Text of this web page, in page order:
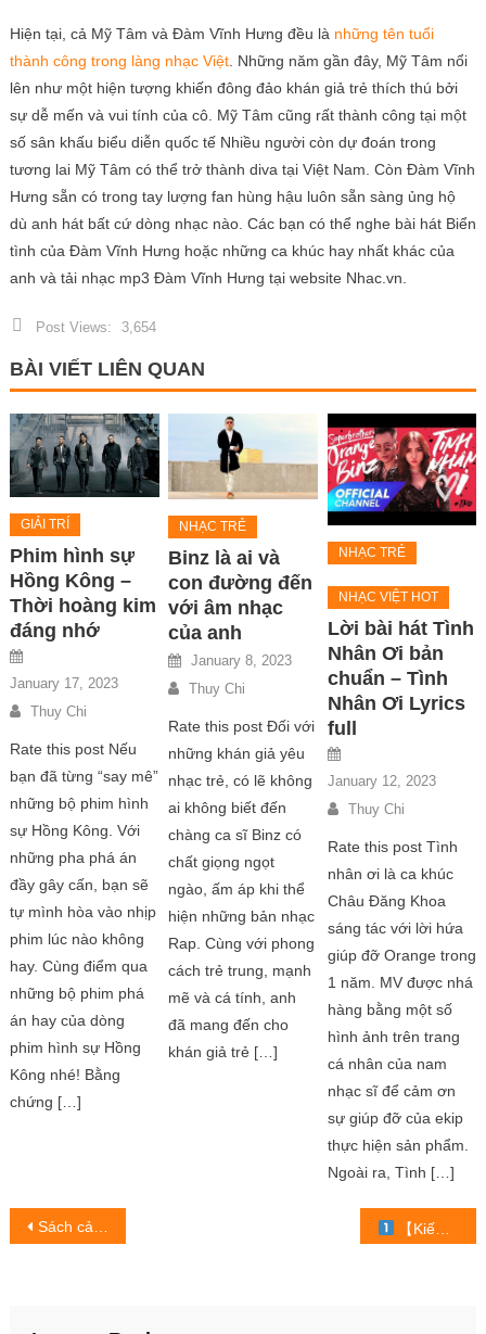
Hiện tại, cả Mỹ Tâm và Đàm Vĩnh Hưng đều là những tên tuổi
thành công trong làng nhạc Việt. Những năm gần đây, Mỹ Tâm nổi
lên như một hiện tượng khiến đông đảo khán giả trẻ thích thú bởi
sự dễ mến và vui tính của cô. Mỹ Tâm cũng rất thành công tại một
số sân khấu biểu diễn quốc tế Nhiều người còn dự đoán trong
tương lai Mỹ Tâm có thể trở thành diva tại Việt Nam. Còn Đàm Vĩnh
Hưng sẵn có trong tay lượng fan hùng hậu luôn sẵn sàng ủng hộ
dù anh hát bất cứ dòng nhạc nào. Các bạn có thể nghe bài hát Biển
tình của Đàm Vĩnh Hưng hoặc những ca khúc hay nhất khác của
anh và tải nhạc mp3 Đàm Vĩnh Hưng tại website Nhac.vn.
Post Views: 3,654
BÀI VIẾT LIÊN QUAN
GIẢI TRÍ
Phim hình sự
Hồng Kông –
Thời hoàng kim
đáng nhớ
January 17, 2023
Thuy Chi
Rate this post Nếu
bạn đã từng “say mê”
những bộ phim hình
sự Hồng Kông. Với
những pha phá án
đầy gây cấn, bạn sẽ
tự mình hòa vào nhịp
phim lúc nào không
hay. Cùng điểm qua
những bộ phim phá
án hay của dòng
phim hình sự Hồng
Kông nhé! Bằng
chứng […]
NHẠC TRẺ
Binz là ai và
con đường đến
với âm nhạc
của anh
January 8, 2023
Thuy Chi
Rate this post Đối với
những khán giả yêu
nhạc trẻ, có lẽ không
ai không biết đến
chàng ca sĩ Binz có
chất giọng ngọt
ngào, ấm áp khi thể
hiện những bản nhạc
Rap. Cùng với phong
cách trẻ trung, mạnh
mẽ và cá tính, anh
đã mang đến cho
khán giả trẻ […]
NHẠC TRẺ
NHẠC VIỆT HOT
Lời bài hát Tình
Nhân Ơi bản
chuẩn – Tình
Nhân Ơi Lyrics
full
January 12, 2023
Thuy Chi
Rate this post Tình
nhân ơi là ca khúc
Châu Đăng Khoa
sáng tác với lời hứa
giúp đỡ Orange trong
1 năm. MV được nhá
hàng bằng một số
hình ảnh trên trang
cá nhân của nam
nhạc sĩ để cảm ơn
sự giúp đỡ của ekip
thực hiện sản phẩm.
Ngoài ra, Tình […]
Post
Sách cảnh báo cuộc sống coi trọng tiền bạc bán chạy nhất mọi thời đại tại Hàn Quốc 【Kiếm Vũ Mobi Gamota tặng mã VIP 1 triệu VNĐ】 ™